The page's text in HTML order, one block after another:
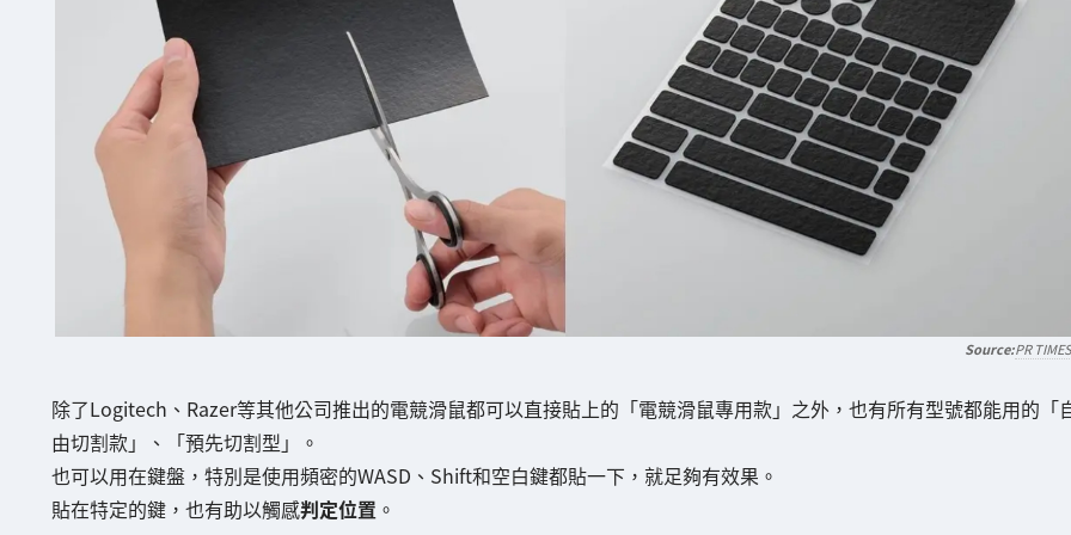
PR TIMES
除了Logitech、Razer等其他公司推出的電競滑鼠都可以直接貼上的「電競滑鼠專用款」之外，也有所有型號都能用的「
由切割款」、「預先切割型」。
也可以用在鍵盤，特別是使用頻密的WASD、Shift和空白鍵都貼一下，就足夠有效果。
貼在特定的鍵，也有助以觸感判定位置 。